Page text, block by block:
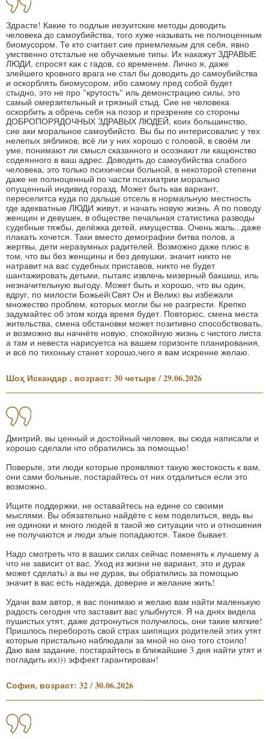
Здрасте! Какие то подлые иезуитские методы доводить
человека до самоубийства, того хуже называть не полноценным
биомусором. Те кто считает сие приемлемым для себя, явно
умственно отсталые не обучаемые типы. Их накажут ЗДРАВЫЕ
ЛЮДИ, спросят как с гадов, со временем. Лично я, даже
злейшего кровного врага не стал бы доводить до самоубийства
и оскорблять биомусором, ибо самому пред собой будет
стыдно, это не про "крутость" иль демонстрацию силы, это
самый омерзительный и грязный стыд. Сие не человека
оскорбить а обречь себя на позор и презрение со стороны
ДОБРОПОРЯДОЧНЫХ ЗДРАВЫХ ЛЮДЕЙ, коих большинство,
сие аки моральное самоубийсто. Вы бы по интерисовалис у тех
нелепых зябликов, всё ли у них хорошо с головой, в своём ли
уме, понимают ли смысл сказанного и осознают ли кащюнство
содеянного в ваш адрес. Доводить до самоубийства слабого
человека, это только психически больной, в некоторой степени
даже не полноценный по части психиатрии морально
опущенный индивид горазд. Может быть как вариант,
переселитса куда по дальше отсель в нормальную местность
где адекватные ЛЮДИ живут, и начать новую жизнь. А по поводу
женщин и девушек, в обществе печальная статистика разводы
судебные тяжбы, делёжка детей, имущества. Очень жаль...даже
плакать хочется. Таки вместо демографии битва полов, а
жертвы, дети неразумных радителей. Возможно даже плюс в
том, что вы без женщины и без девушки, значит никто не
натравит на вас судебных приставов, никто не будет
шантажировать детьми, пытаяс извлечь мизерный бакшиш, иль
незначительную выгоду. Может быть и хорошо, что вы один,
вдруг, по милости Божьей(Свят Он и Велик) вы избежали
множество проблем, которых могли бы не разгрести. Крепко
задумайтес об этом когда время будет. Повторюс, смена места
жительства, смена обстановки может позитивно способствовать,
и возможно вы начнёте новую, спокойную жизнь с чистого листа
а там и невеста нарисуетса на вашем горизонте планирования,
и всё по тихоньку станет хорошо,чего я вам искренне желаю.
Шоҳ Искандар , возраст: 30 четыре / 29.06.2026
Дмитрий, вы ценный и достойный человек, вы сюда написали и
хорошо сделали что обратились за помощью!
Поверьте, эти люди которые проявляют такую жестокость к вам,
они сами больные, постарайтесь от них отдалиться если это
возможно.
Ищите поддержки, не оставайтесь на едине со своими
мыслями. Вы обязательно найдёте с кем поделиться, ведь вы
не одиноки и много людей в такой же ситуации что и отношения
не получаются и люди злые попадаются. Такое бывает.
Надо смотреть что в ваших силах сейчас поменять к лучшему а
что не зависит от вас. Уход из жизни не вариант, это и дурак
может сделать) а вы не дурак, вы обратились за помощью
значит в вас есть надежда, доверие и желание жить!
Удачи вам автор, я вас понимаю и желаю вам найти маленькую
радость сегодня что заставит вас улыбнутся. Я на днях видела
пушистых утят, даже дотронуться получилось, они такие мягкие!
Пришлось перебороть свой страх шипящих родителей этих утят
которые пристально наблюдали за мной но оно того стоило!
Даю вам задание, постарайтесь в ближайшие 3 дня найти утят и
погладить их))) эффект гарантирован!
София, возраст: 32 / 30.06.2026